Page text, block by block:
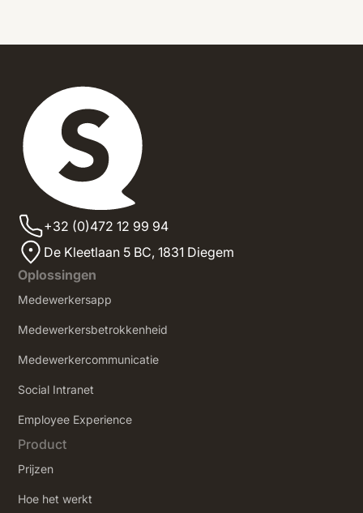
+32 (0)472 12 99 94
De Kleetlaan 5 BC, 1831 Diegem
Oplossingen
Medewerkersapp
Medewerkersbetrokkenheid
Medewerkercommunicatie
Social Intranet
‍Employee Experience
Product
Prijzen
Hoe het werkt